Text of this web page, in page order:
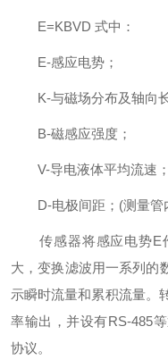
E=KBVD 式中：
E-感应电势；
K-与磁场分布及轴向长
B-磁感应强度；
V-导电液体平均流速；
D-电极间距；(测量管
传感器将感应电势E
大，变换滤波用一系列的
示瞬时流量和累积流量。
率输出，并设有RS-485
协议。